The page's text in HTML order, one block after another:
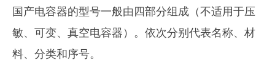
国产电容器的型号一般由四部分组成（不适用于压
敏、可变、真空电容器）。依次分别代表名称、材
料、分类和序号。